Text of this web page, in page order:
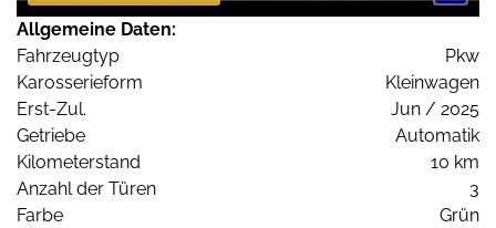
Allgemeine Daten:
Fahrzeugtyp
Pkw
Karosserieform
Kleinwagen
Erst-Zul.
Jun / 2025
Getriebe
Automatik
Kilometerstand
10 km
Anzahl der Türen
3
Farbe
Grün